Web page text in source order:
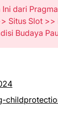
dari
Situs Slot>>
Budaya
22,